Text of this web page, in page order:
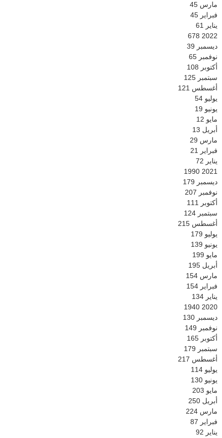
مارس 45
فبراير 45
يناير 61
2022
678
ديسمبر 39
نوفمبر 65
أكتوبر 108
سبتمبر 125
أغسطس 121
يوليو 54
يونيو 19
مايو 12
أبريل 13
مارس 29
فبراير 21
يناير 72
2021
1990
ديسمبر 179
نوفمبر 207
أكتوبر 111
سبتمبر 124
أغسطس 215
يوليو 179
يونيو 139
مايو 199
أبريل 195
مارس 154
فبراير 154
يناير 134
2020
1940
ديسمبر 130
نوفمبر 149
أكتوبر 165
سبتمبر 179
أغسطس 217
يوليو 114
يونيو 130
مايو 203
أبريل 250
مارس 224
فبراير 87
يناير 92